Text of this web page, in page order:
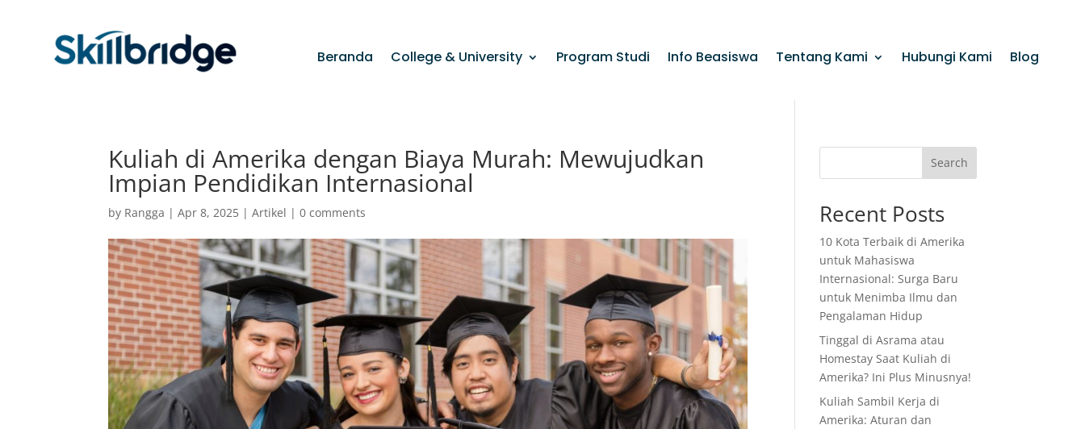
Beranda College & University Program Studi Info Beasiswa Tentang Kami Hubungi Kami Blog
Kuliah di Amerika dengan Biaya Murah: Mewujudkan
Impian Pendidikan Internasional
by Rangga |Apr 8, 2025 |Artikel |0 comments
Search
Recent Posts
10 Kota Terbaik di Amerika
untuk Mahasiswa
Internasional: Surga Baru
untuk Menimba Ilmu dan
Pengalaman Hidup
Tinggal di Asrama atau
Homestay Saat Kuliah di
Amerika? Ini Plus Minusnya!
Kuliah Sambil Kerja di
Amerika: Aturan dan